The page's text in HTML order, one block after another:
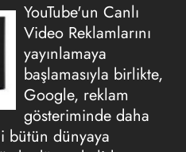
YouTube'un Canlı
Video Reklamlarını
yayınlamaya
başlamasıyla birlikte,
Google, reklam
gösteriminde daha
bütün dünyaya